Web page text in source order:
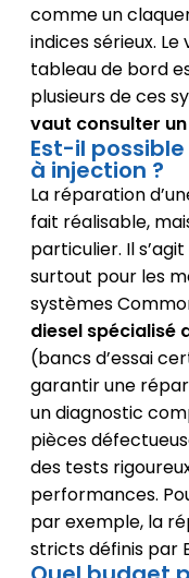
comme un
indices sérieux.
tableau de bord
plusieurs de ces
vaut consulter
Est-il
à injection ?
La réparation
fait réalisable,
particulier. Il
surtout pour les
systèmes
diesel spécialisé
(bancs d’essai
garantir une
un diagnostic
pièces
des tests
performances.
par exemple, la
stricts définis par